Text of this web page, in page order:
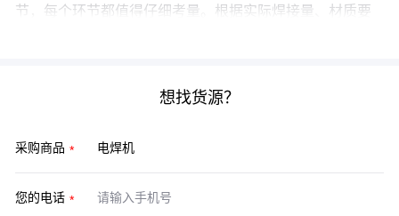
节，每个环节都值得仔细考量。根据实际焊接量、材质要
想找货源？
采购商品
您的电话